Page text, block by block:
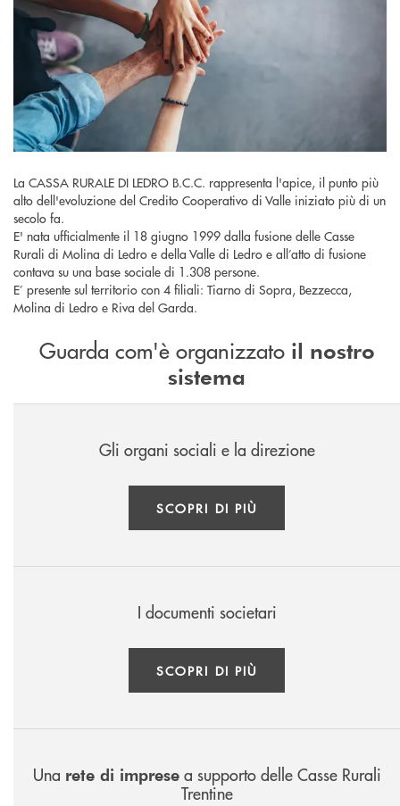
La CASSA RURALE DI LEDRO B.C.C. rappresenta l'apice, il punto più
alto dell'evoluzione del Credito Cooperativo di Valle iniziato più di un
secolo fa.
E' nata ufficialmente il 18 giugno 1999 dalla fusione delle Casse
Rurali di Molina di Ledro e della Valle di Ledro e all’atto di fusione
contava su una base sociale di 1.308 persone.
E’ presente sul territorio con 4 filiali: Tiarno di Sopra, Bezzecca,
Molina di Ledro e Riva del Garda.
Guarda com'è organizzato il nostro
sistema
Gli organi sociali e la direzione
SCOPRI DI PIÙ
I documenti societari
SCOPRI DI PIÙ
Una rete di impresea supporto delle Casse Rurali
Trentine